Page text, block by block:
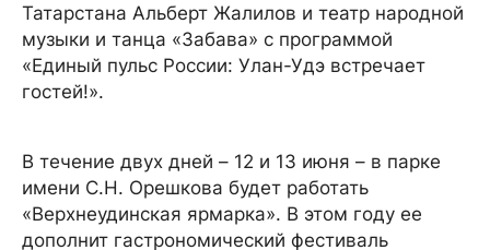
Татарстана Альберт Жалилов и театр народной
музыки и танца «Забава» с программой
«Единый пульс России: Улан-Удэ встречает
гостей!».
В течение двух дней – 12 и 13 июня – в парке
имени С.Н. Орешкова будет работать
«Верхнеудинская ярмарка». В этом году ее
дополнит гастрономический фестиваль